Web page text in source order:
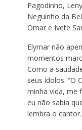
Pagodinho,
Neguinho da
Omar e Ivete
Elymar não
momentos
Como a
seus ídolos. “O
minha vida, me
eu não sabia
lembra o cantor.